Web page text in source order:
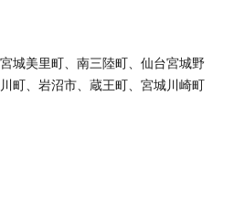
城美里町、南三陸町、仙台宮城野
町、岩沼市、蔵王町、宮城川崎町